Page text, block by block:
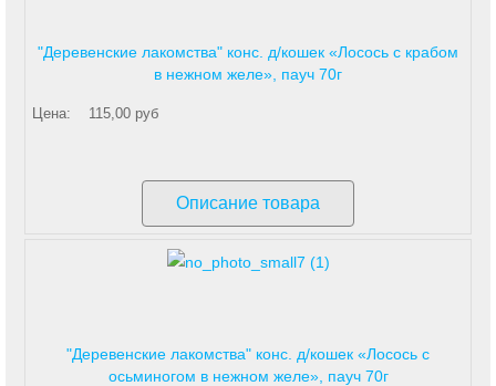
"Деревенские лакомства" конс. д/кошек «Лосось с крабом
в нежном желе», пауч 70г
Цена: 115,00 руб
Описание товара
"Деревенские лакомства" конс. д/кошек «Лосось с
осьминогом в нежном желе», пауч 70г